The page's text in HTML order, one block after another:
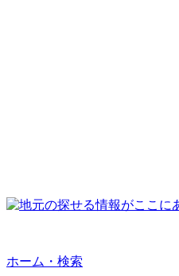
ホーム・検索